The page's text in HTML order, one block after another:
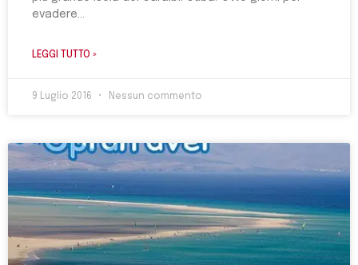
evadere
LEGGI TUTTO »
9 Luglio 2016 Nessun commento